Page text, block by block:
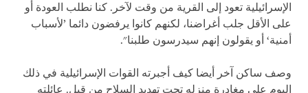
الإسرائيلية تعود إلى القرية من وقت لآخر. كنا نطلب العودة أو
على الأقل جلب أغراضنا، لكنهم كانوا يرفضون دائما ’لأسباب
أمنية‘ أو يقولون إنهم سيدرسون طلبنا".
وصف ساكن آخر أيضا كيف أجبرته القوات الإسرائيلية في ذلك
اليوم على مغادرة منزله تحت تهديد السلاح من قبل. عائلته